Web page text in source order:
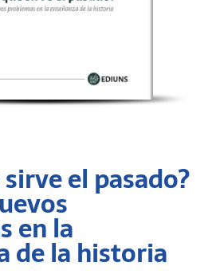
el pasado?
en la
de la historia